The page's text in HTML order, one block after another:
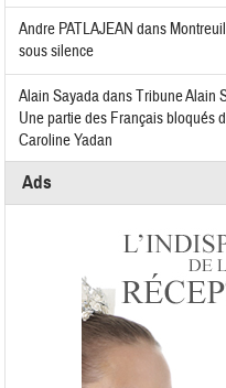
Andre PATLAJEAN dans
sous silence
Alain SayadadansTribune Alain
Une partie des Français bloqués
Caroline Yadan
Ads